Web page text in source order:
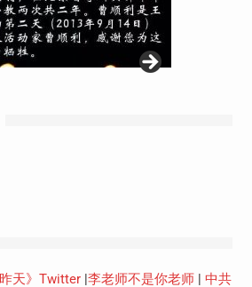
昨天》Twitter| 李老师不是你老师| 中共